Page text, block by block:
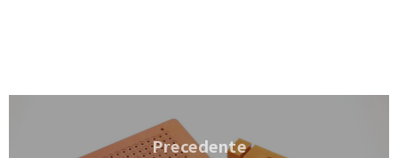
Precedente
Precedente